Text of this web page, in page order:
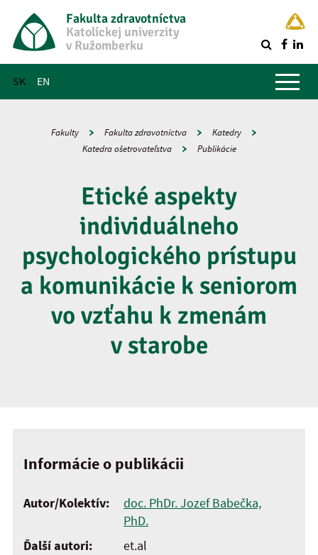
Fakulta zdravotníctva
Katolíckej univerzity
v Ružomberku
SK EN
Hlavné menu
Fakulty Fakulta zdravotníctva
Katedry
Katedra ošetrovateľstva
Publikácie
Etické aspekty
individuálneho
psychologického prístupu
a komunikácie k seniorom
vo vzťahu k zmenám
v starobe
Informácie o publikácii
Autor/Kolektív:
doc. PhDr. Jozef Babečka,
PhD.
Ďalší autori:
et.al